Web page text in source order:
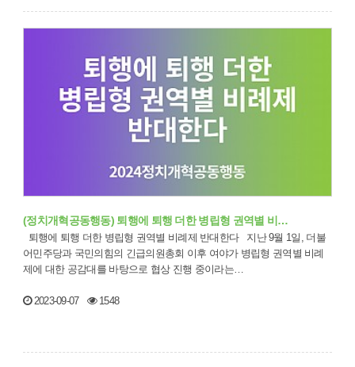
(정치개혁공동행동) 퇴행에 퇴행 더한 병립형 권역별 비…
어민주당과 국민의힘의 긴급의원총회 이후 여야가 병립형 권역별 비례
제에 대한 공감대를 바탕으로 협상 진행 중이라는…
2023-09-07 1548